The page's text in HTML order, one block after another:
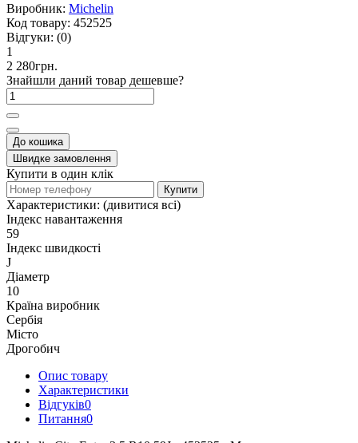
Виробник: Michelin
Код товару: 452525
Відгуки: (0)
1
2 280грн.
Знайшли даний товар дешевше?
До кошика
Швидке замовлення
Купити в один клік
Купити
Характеристики: (дивитися всі)
Індекс навантаження
59
Індекс швидкості
J
Діаметр
10
Країна виробник
Сербія
Місто
Дрогобич
Опис товару
Характеристики
Відгуків0
Питання0